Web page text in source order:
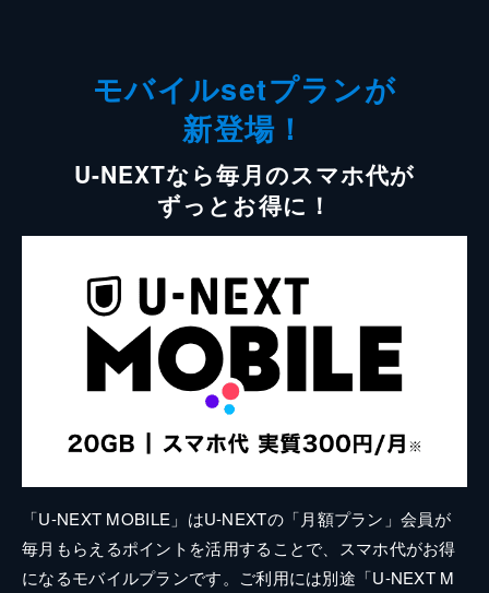
モバイルsetプランが
新登場！
U-NEXTなら毎月のスマホ代が
ずっとお得に！
「U-NEXT MOBILE」はU-NEXTの「月額プラン」会員が
毎月もらえるポイントを活用することで、スマホ代がお得
になるモバイルプランです。ご利用には別途「U-NEXT M